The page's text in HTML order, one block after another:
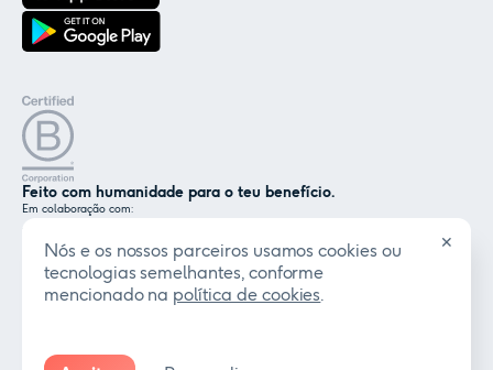
Feito com humanidade para o teu benefício.
Em colaboração com:
Certificado por:
Nós e os nossos parceiros usamos cookies ou
tecnologias semelhantes, conforme
mencionado na política de cookies.
✕